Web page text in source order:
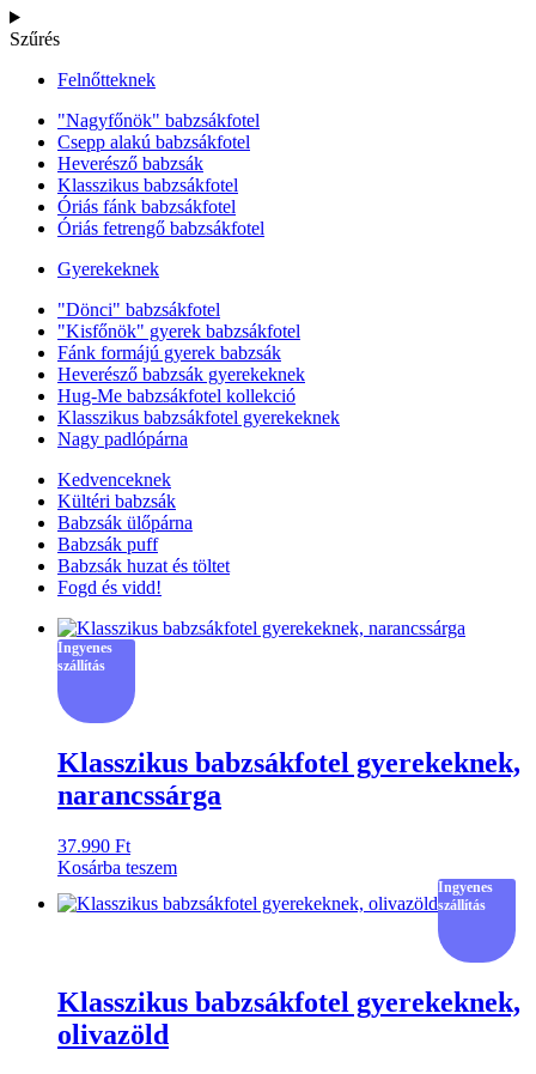
Szűrés
Felnőtteknek
"Nagyfőnök" babzsákfotel
Csepp alakú babzsákfotel
Heverésző babzsák
Klasszikus babzsákfotel
Óriás fánk babzsákfotel
Óriás fetrengő babzsákfotel
Gyerekeknek
"Dönci" babzsákfotel
"Kisfőnök" gyerek babzsákfotel
Fánk formájú gyerek babzsák
Heverésző babzsák gyerekeknek
Hug-Me babzsákfotel kollekció
Klasszikus babzsákfotel gyerekeknek
Nagy padlópárna
Kedvenceknek
Kültéri babzsák
Babzsák ülőpárna
Babzsák puff
Babzsák huzat és töltet
Fogd és vidd!
Ingyenes
szállítás
Klasszikus babzsákfotel gyerekeknek,
narancssárga
37.990 Ft
Kosárba teszem
Ingyenes
szállítás
Klasszikus babzsákfotel gyerekeknek,
olivazöld